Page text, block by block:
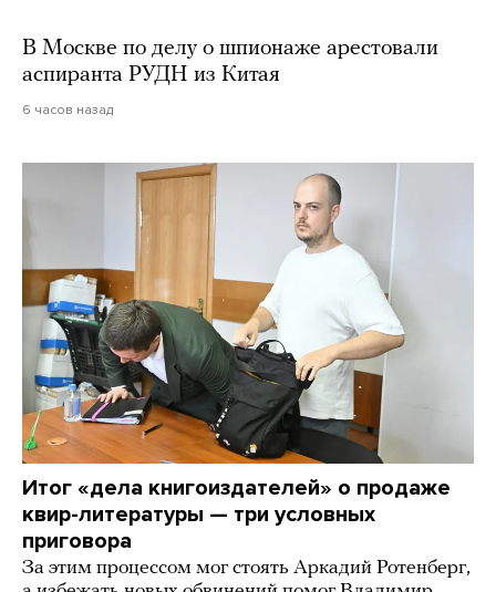
В Москве по делу о шпионаже арестовали
аспиранта РУДН из Китая
6 часов назад
Итог «дела книгоиздателей» о продаже
квир-литературы — три условных
приговора
За этим процессом мог стоять Аркадий Ротенберг,